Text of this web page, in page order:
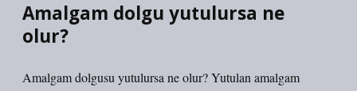
Amalgam dolgu yutulursa ne
olur?
Amalgam dolgusu yutulursa ne olur? Yutulan amalgam